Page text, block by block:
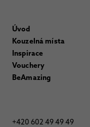
Úvod
Kouzelná místa
Inspirace
Vouchery
BeAmazing
+420 602 49 49 49